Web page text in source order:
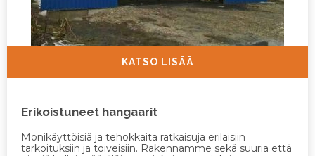
KATSO LISÄÄ
Erikoistuneet hangaarit
Monikäyttöisiä ja tehokkaita ratkaisuja erilaisiin
tarkoituksiin ja toiveisiin. Rakennamme sekä suuria että